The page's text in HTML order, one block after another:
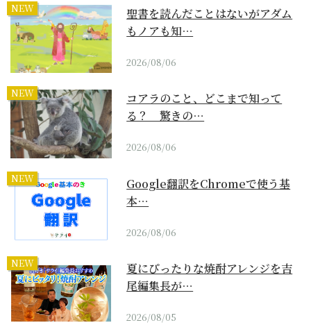
NEW
聖書を読んだことはないがアダム
もノアも知…
2026/08/06
NEW
コアラのこと、どこまで知って
る？ 驚きの…
2026/08/06
NEW
Google翻訳をChromeで使う基
本…
2026/08/06
NEW
夏にぴったりな焼酎アレンジを吉
尾編集長が…
2026/08/05